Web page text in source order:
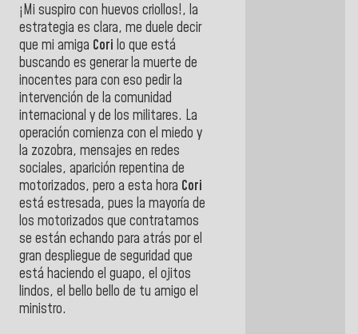
¡Mi suspiro con huevos criollos!, la
estrategia es clara, me duele decir
que mi amiga Cori lo que está
buscando es generar la muerte de
inocentes para con eso pedir la
intervención de la comunidad
internacional y de los militares. La
operación comienza con el miedo y
la zozobra, mensajes en redes
sociales, aparición repentina de
motorizados, pero a esta hora Cori
está estresada, pues la mayoría de
los motorizados que contratamos
se están echando para atrás por el
gran despliegue de seguridad que
está haciendo el guapo, el ojitos
lindos, el bello bello de tu amigo el
ministro.